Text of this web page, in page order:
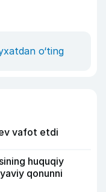
o‘ting
vafot etdi
huquqiy
qonunni